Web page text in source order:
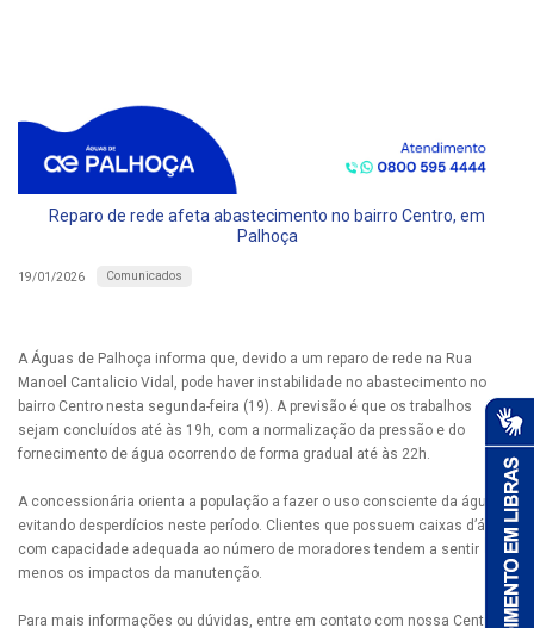
Reparo de rede afeta abastecimento no bairro Centro, em
Palhoça
19/01/2026 Comunicados
A Águas de Palhoça informa que, devido a um reparo de rede na Rua
Manoel Cantalicio Vidal, pode haver instabilidade no abastecimento no
bairro Centro nesta segunda-feira (19). A previsão é que os trabalhos
sejam concluídos até às 19h, com a normalização da pressão e do
fornecimento de água ocorrendo de forma gradual até às 22h.
A concessionária orienta a população a fazer o uso consciente da água,
evitando desperdícios neste período. Clientes que possuem caixas d’água
com capacidade adequada ao número de moradores tendem a sentir
menos os impactos da manutenção.
Para mais informações ou dúvidas, entre em contato com nossa Central